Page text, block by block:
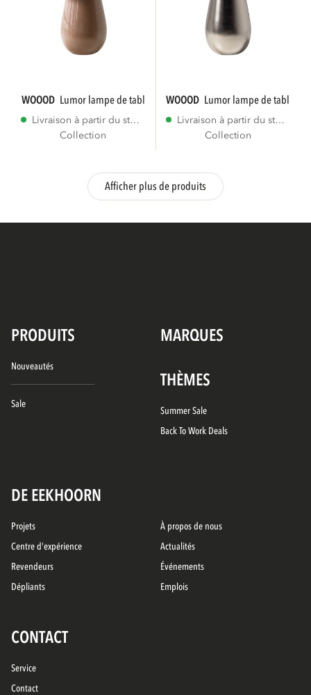
WOOOD lumor lampe de table métal haut...
Livraison à partir du stock
Collection
WOOOD lumor lampe de table
Livraison à partir du stock
Collection
Afficher plus de produits
PRODUITS MARQUES
Nouveautés
Sale
THÈMES
Summer Sale
Back To Work Deals
DE EEKHOORN
Projets
Centre d'expérience
Revendeurs
Dépliants
À propos de nous
Actualités
Événements
Emplois
CONTACT
Service
Contact